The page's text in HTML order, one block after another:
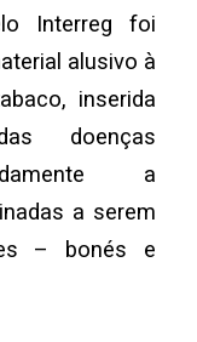
Interreg foi
alusivo à
inserida
doenças
a
a serem
– bonés e